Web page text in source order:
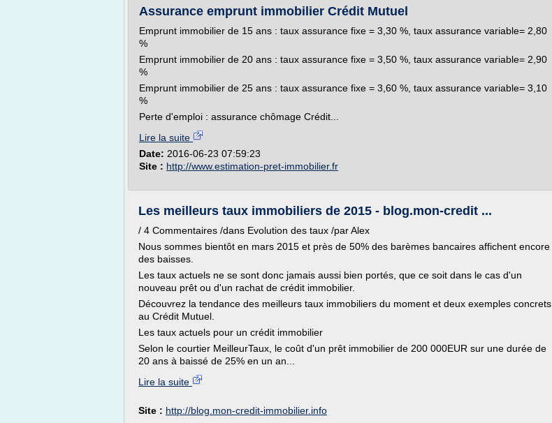
Assurance emprunt immobilier Crédit Mutuel
Emprunt immobilier de 15 ans : taux assurance fixe = 3,30 %, taux assurance variable= 2,80
%
Emprunt immobilier de 20 ans : taux assurance fixe = 3,50 %, taux assurance variable= 2,90
%
Emprunt immobilier de 25 ans : taux assurance fixe = 3,60 %, taux assurance variable= 3,10
%
Perte d'emploi : assurance chômage Crédit...
Lire la suite
Date: 2016-06-23 07:59:23
Site : http://www.estimation-pret-immobilier.fr
Les meilleurs taux immobiliers de 2015 - blog.mon-credit ...
/ 4 Commentaires /dans Evolution des taux /par Alex
Nous sommes bientôt en mars 2015 et près de 50% des barèmes bancaires affichent encore
des baisses.
Les taux actuels ne se sont donc jamais aussi bien portés, que ce soit dans le cas d'un
nouveau prêt ou d'un rachat de crédit immobilier.
Découvrez la tendance des meilleurs taux immobiliers du moment et deux exemples concrets
au Crédit Mutuel.
Les taux actuels pour un crédit immobilier
Selon le courtier MeilleurTaux, le coût d'un prêt immobilier de 200 000EUR sur une durée de
20 ans à baissé de 25% en un an...
Lire la suite
Site : http://blog.mon-credit-immobilier.info